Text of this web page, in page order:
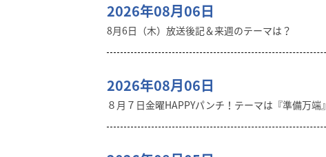
2026年08月06日
8月6日（木）放送後記＆来週のテーマは？
2026年08月06日
８月７日金曜HAPPYパンチ！テーマは『準備万端』